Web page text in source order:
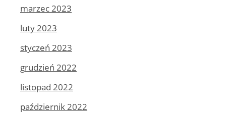
marzec 2023
luty 2023
styczeń 2023
grudzień 2022
listopad 2022
październik 2022